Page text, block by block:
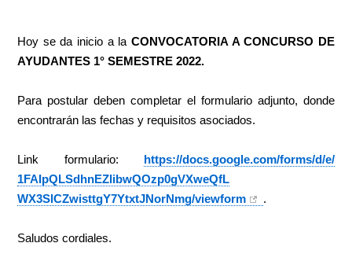
Hoy se da inicio a laCONVOCATORIA A CONCURSO DE
AYUDANTES 1° SEMESTRE 2022.
Para postular deben completar el formulario adjunto, donde
encontrarán las fechas y requisitos asociados.
Link formulario: https://docs.google.com/forms/d/e/
1FAIpQLSdhnEZlibwQOzp0gVXweQfL
WX3SlCZwisttgY7YtxtJNorNmg/viewform .
Saludos cordiales.